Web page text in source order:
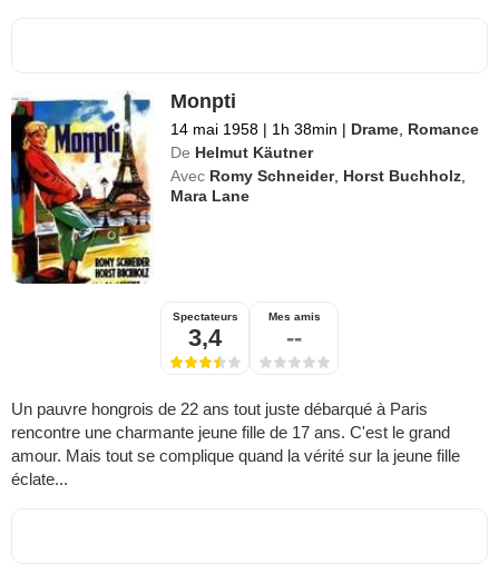
Monpti
14 mai 1958 | 1h 38min | Drame Romance
De Helmut Käutner
Avec Romy Schneider, Horst Buchholz
Mara Lane
Spectateurs
3,4
Mes amis
--
Un pauvre hongrois de 22 ans tout juste débarqué à Paris
rencontre une charmante jeune fille de 17 ans. C'est le grand
amour. Mais tout se complique quand la vérité sur la jeune fille
éclate...